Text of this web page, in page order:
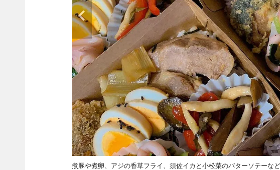
煮豚や煮卵、アジの香草フライ、須佐イカと小松菜のバターソテーな